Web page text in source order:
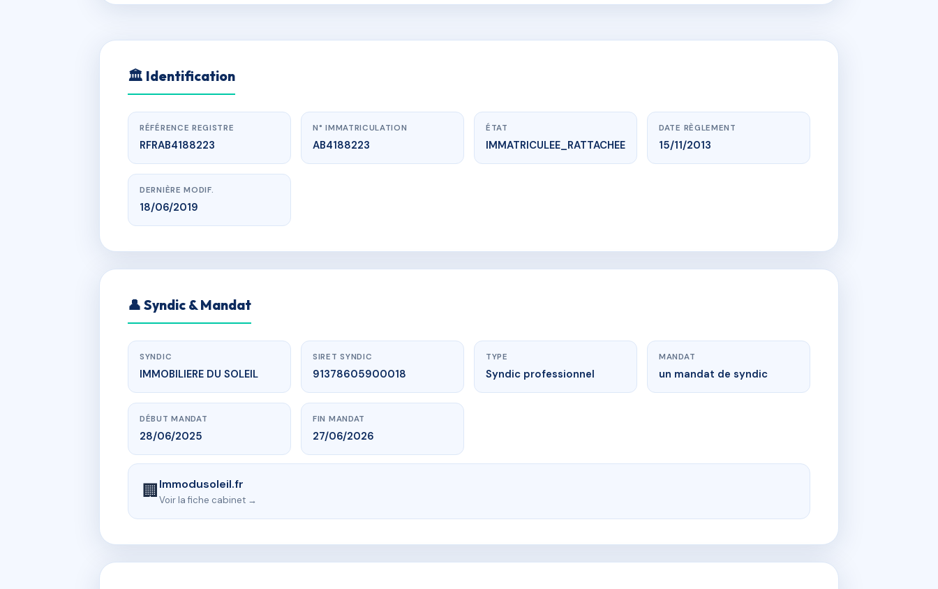
AB4188223 🇫🇷
🏛 Identification
RÉFÉRENCE REGISTRE
RFRAB4188223
N° IMMATRICULATION
AB4188223
ÉTAT
IMMATRICULEE_RATTACHEE
DATE RÈGLEMENT
15/11/2013
DERNIÈRE MODIF.
18/06/2019
👤 Syndic & Mandat
SYNDIC
IMMOBILIERE DU SOLEIL
SIRET SYNDIC
91378605900018
TYPE
Syndic professionnel
MANDAT
un mandat de syndic
DÉBUT MANDAT
28/06/2025
FIN MANDAT
27/06/2026
🏢Immodusoleil.fr
Voir la fiche cabinet →